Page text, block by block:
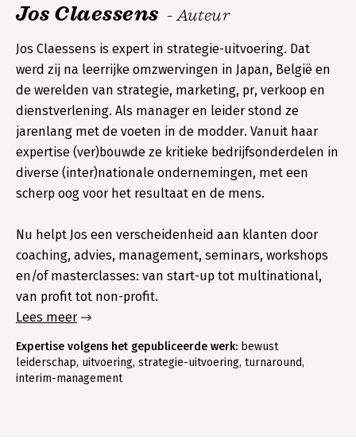
Jos Claessens - Auteur
Jos Claessens is expert in strategie-uitvoering. Dat
werd zij na leerrijke omzwervingen in Japan, België en
de werelden van strategie, marketing, pr, verkoop en
dienstverlening. Als manager en leider stond ze
jarenlang met de voeten in de modder. Vanuit haar
expertise (ver)bouwde ze kritieke bedrijfsonderdelen in
diverse (inter)nationale ondernemingen, met een
scherp oog voor het resultaat en de mens.
Nu helpt Jos een verscheidenheid aan klanten door
coaching, advies, management, seminars, workshops
en/of masterclasses: van start-up tot multinational,
van profit tot non-profit.
Lees meer
Expertise volgens het gepubliceerde werk: bewust
leiderschap, uitvoering, strategie-uitvoering, turnaround,
interim-management